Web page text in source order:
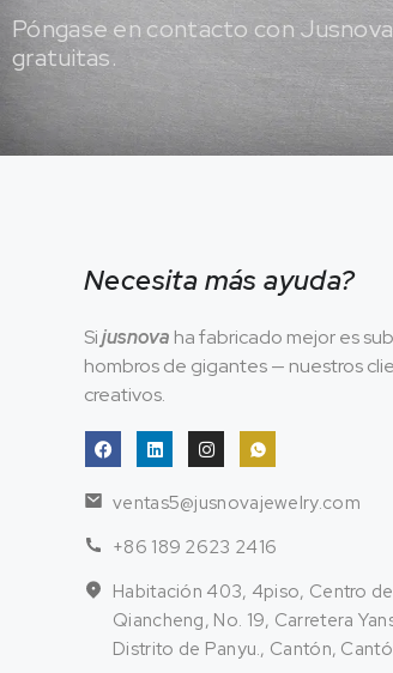
Póngase en contacto con
gratuitas.
Necesita más ayuda?
Sijusnova ha fabricado mejor es
hombros de gigantes — nuestros
creativos.
ventas5@jusnovajewelry.com
+86 189 2623 2416
Habitación 403, 4piso, Centro
Qiancheng, No. 19, Carretera
Distrito de Panyu., Cantón,